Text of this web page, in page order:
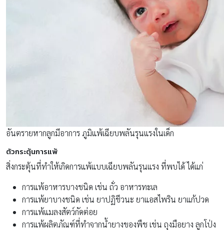
อันตรายหากลูกมีอาการ ภูมิแพ้เฉียบพลันรุนแรงในเด็ก
ตัวกระตุ้นการแพ้
สิ่งกระตุ้นที่ทำให้เกิดการแพ้แบบเฉียบพลันรุนแรง ที่พบได้ ได้แก่
การแพ้อาหารบางชนิด เช่น ถั่ว อาหารทะเล
การแพ้ยาบางชนิด เช่น ยาปฏิชีวนะ ยาแอสไพริน ยาแก้ปวด
การแพ้แมลงสัตว์กัดต่อย
การแพ้ผลิตภัณฑ์ที่ทำจากน้ำยางของพืช เช่น ถุงมือยาง ลูกโป่ง